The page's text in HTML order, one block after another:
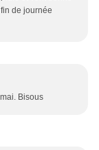
de journée
Bisous